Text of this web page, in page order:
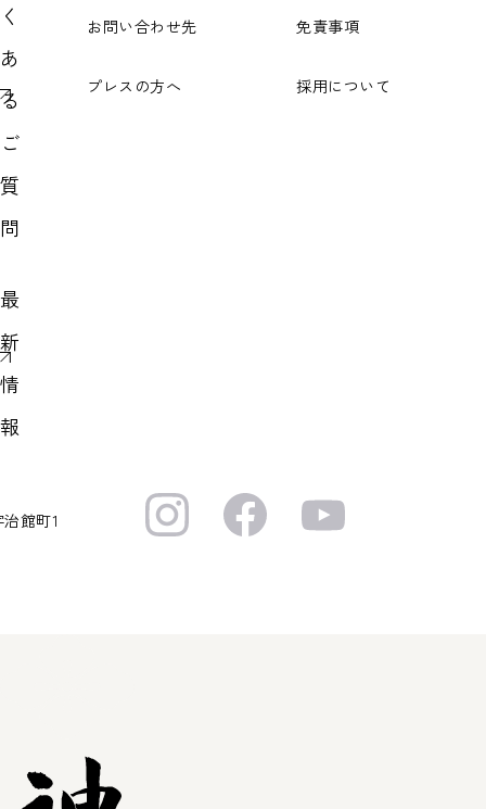
く
あ
る
ご
質
問
最
新
情
報
お問い合わせ先 免責事項
プレスの方へ 採用について
館町1